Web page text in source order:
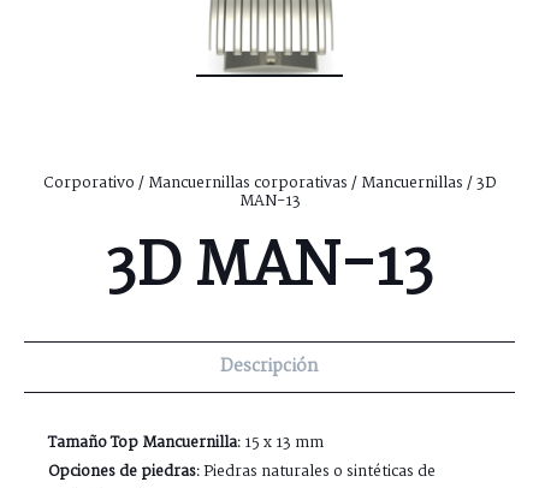
Corporativo/Mancuernillas corporativas/Mancuernillas/ 3D
MAN-13
3D MAN-13
Descripción
Tamaño Top Mancuernilla:15 x 13 mm
Opciones de piedras:Piedras naturales o sintéticas de